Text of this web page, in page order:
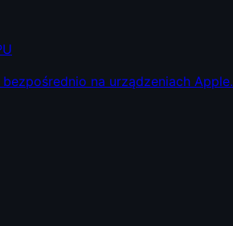
na urządzeniach Apple.